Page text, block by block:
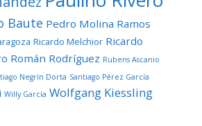
Baute Pedro Molina Ramos
Ricardo Melchior Ricardo
Román Rodríguez Rubens Ascanio
Negrín Dorta Santiago Pérez García
Willy García Wolfgang Kiessling